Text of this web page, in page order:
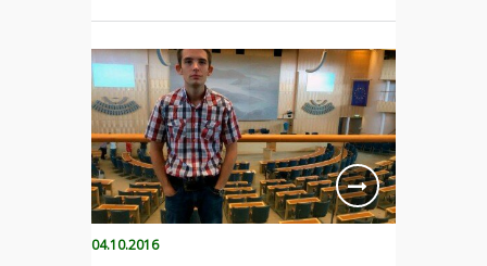
04.10.2016